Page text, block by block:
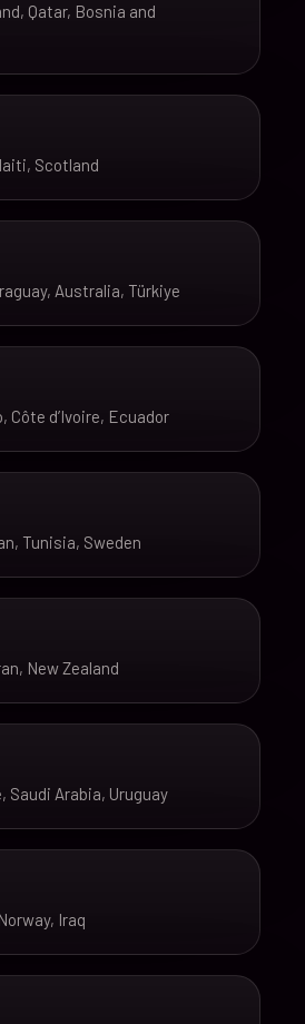
Qatar, Bosnia and
Scotland
Australia, Türkiye
Côte d’Ivoire, Ecuador
Tunisia, Sweden
New Zealand
Saudi Arabia, Uruguay
Iraq